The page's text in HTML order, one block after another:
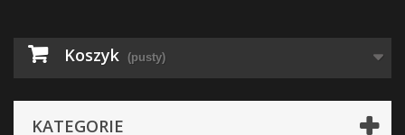
Koszyk (pusty)
KATEGORIE